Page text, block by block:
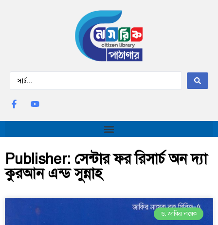
Publisher: সেন্টার ফর রিসার্চ অন দ্যা
কুরআন এন্ড সুন্নাহ
ড. জাকির নায়েক